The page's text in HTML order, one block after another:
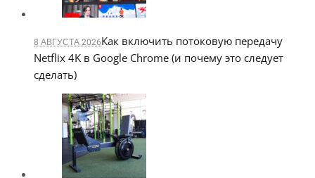
8 АВГУСТА 2026Как включить потоковую передачу
Netflix 4K в Google Chrome (и почему это следует
сделать)